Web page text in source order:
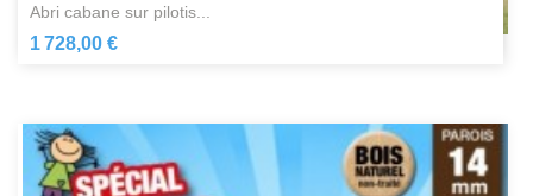
abri cabane sur pilotis...
1 728,00 €